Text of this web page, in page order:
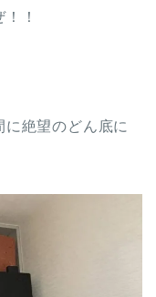
！
絶望のどん底に